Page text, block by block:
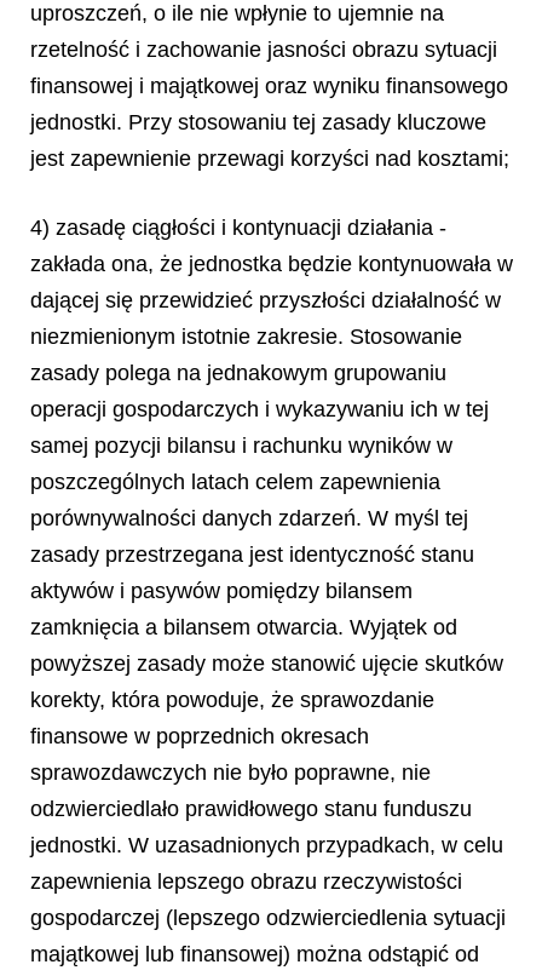
uproszczeń, o ile nie wpłynie to ujemnie na
rzetelność i zachowanie jasności obrazu sytuacji
finansowej i majątkowej oraz wyniku finansowego
jednostki. Przy stosowaniu tej zasady kluczowe
jest zapewnienie przewagi korzyści nad kosztami;
4) zasadę ciągłości i kontynuacji działania -
zakłada ona, że jednostka będzie kontynuowała w
dającej się przewidzieć przyszłości działalność w
niezmienionym istotnie zakresie. Stosowanie
zasady polega na jednakowym grupowaniu
operacji gospodarczych i wykazywaniu ich w tej
samej pozycji bilansu i rachunku wyników w
poszczególnych latach celem zapewnienia
porównywalności danych zdarzeń. W myśl tej
zasady przestrzegana jest identyczność stanu
aktywów i pasywów pomiędzy bilansem
zamknięcia a bilansem otwarcia. Wyjątek od
powyższej zasady może stanowić ujęcie skutków
korekty, która powoduje, że sprawozdanie
finansowe w poprzednich okresach
sprawozdawczych nie było poprawne, nie
odzwierciedlało prawidłowego stanu funduszu
jednostki. W uzasadnionych przypadkach, w celu
zapewnienia lepszego obrazu rzeczywistości
gospodarczej (lepszego odzwierciedlenia sytuacji
majątkowej lub finansowej) można odstąpić od